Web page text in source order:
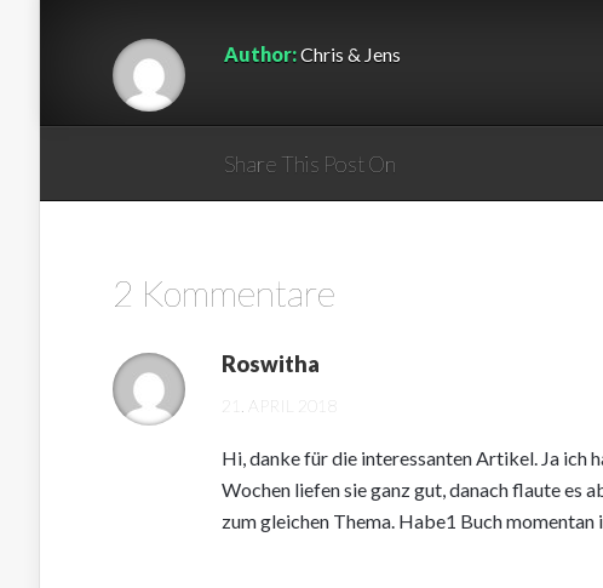
Author:Chris & Jens
Share This Post On
2 Kommentare
Roswitha
21. APRIL 2018
Hi, danke für die interessanten Artikel. Ja ich
Wochen liefen sie ganz gut, danach flaute es
zum gleichen Thema. Habe1 Buch